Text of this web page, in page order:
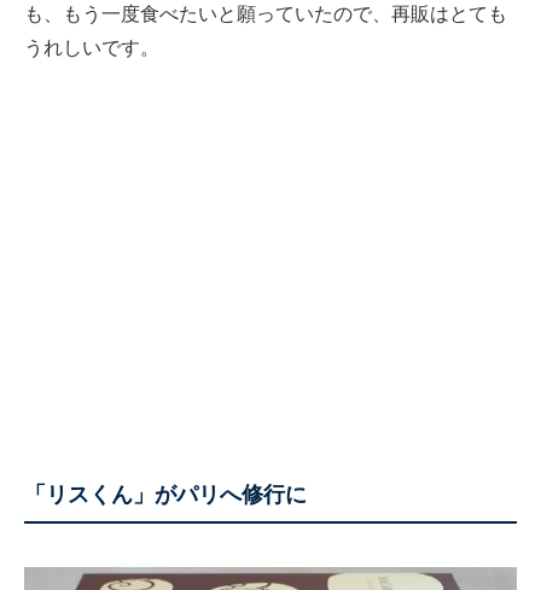
も、もう一度食べたいと願っていたので、再販はとても
うれしいです。
「リスくん」がパリへ修行に